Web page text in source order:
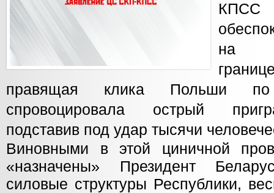
КПСС
на
правящая клика Польши
спровоцировала острый
подставив под удар тысячи
Виновными в этой циничной
«назначены» Президент
силовые структуры Республики,